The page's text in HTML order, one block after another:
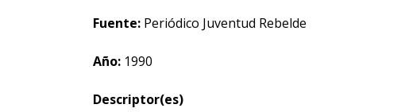
Fuente: Periódico Juventud Rebelde
Año: 1990
Descriptor(es)